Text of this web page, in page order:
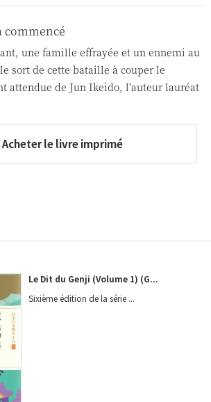
commencé
une famille effrayée et un ennemi au
sort de cette bataille à couper le
attendue de Jun Ikeido, l'auteur lauréat
Acheter le livre imprimé
Le Dit du Genji (Volume 1) (G...
Sixième édition de la série ...